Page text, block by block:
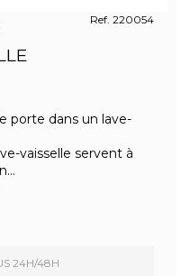
Ref. 220054
porte dans un lave-
vaisselle servent à
24H/48H